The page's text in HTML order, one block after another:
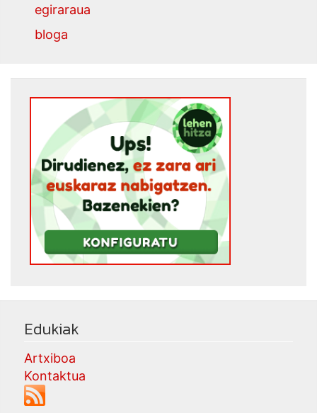
egiraraua
bloga
Edukiak
Artxiboa
Kontaktua